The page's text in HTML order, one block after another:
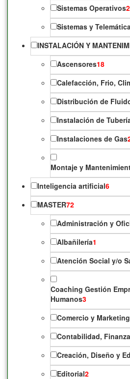
Sistemas Operativos
Sistemas y Telemática
INSTALACIÓN Y
Ascensores18
Calefacción, Frio,
Distribución de
Instalación de
Instalaciones de Gas
Montaje y
Inteligencia artificial6
MASTER72
Administración y
Albañilería1
Atención Social y/o
Coaching Gestión
Humanos3
Comercio y Marketing
Contabilidad,
Creación, Diseño y
Editorial2